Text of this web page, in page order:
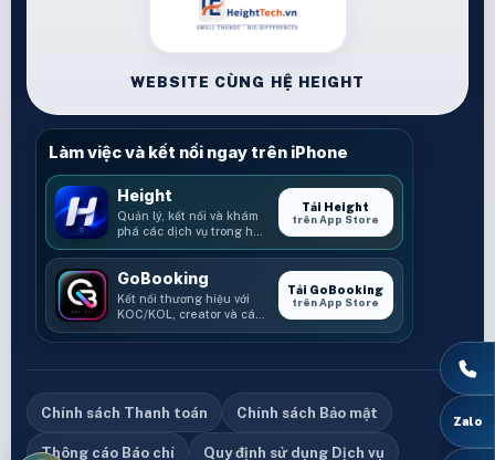
WEBSITE CÙNG HỆ HEIGHT
Làm việc và kết nối ngay trên iPhone
Height
Quản lý, kết nối và khám
phá các dịch vụ trong hệ
sinh thái Height.
Tải Height
trên App Store
GoBooking
Kết nối thương hiệu với
KOC/KOL, creator và các
cơ hội booking.
Tải GoBooking
trên App Store
Chính sách Thanh toán Chính sách Bảo mật
Thông cáo Báo chí Quy định sử dụng Dịch vụ